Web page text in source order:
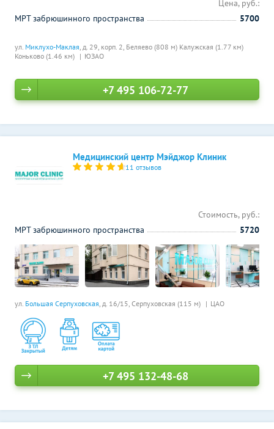
ул. Миклухо-Маклая, д. 29, корп. 2, Беляево (808 м) Калужская (1.77 км)
Коньково (1.46 км)
ЮЗАО
Цена, руб.:
МРТ забрюшинного пространства
5700
+7 495 106-72-77
Медицинский центр Мэйджор Клиник
11 отзывов
ул. Большая Серпуховская, д. 16/15, Серпуховская (115 м) ЦАО
Стоимость, руб.:
МРТ забрюшинного пространства
5720
+7 495 132-48-68